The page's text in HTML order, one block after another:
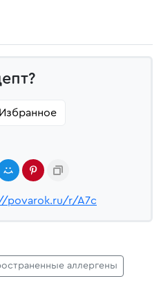
povarok.ru/r/A7c
аллергены